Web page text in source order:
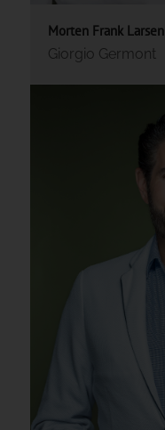
Morten Frank Larsen
Giorgio Germont